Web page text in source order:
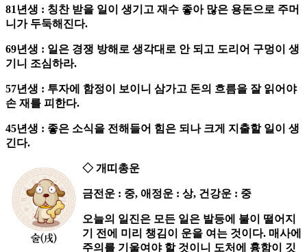
81년생 : 칭찬 받을 일이 생기고 재수 좋아 많은 용돈으로 주머
니가 두둑해진다.
69년생 : 일은 경쟁 방해로 생각대로 안 되고 도리어 구멍이 생
기니 조심하라.
57년생 : 투자에 함정이 보이니 삼가고 돈의 흐름을 잘 읽어야
손 재를 피한다.
45년생 : 좋은 소식을 전해들어 힘은 되나 크게 지출할 일이 생
긴다.
◇ 개띠총운
금전운 : 중, 애정운 : 상, 건강운 : 중
오늘의 일진은 모든 일은 발등에 불이 떨어지
기 전에 미리 챙김이 운을 여는 것이다. 매사에
주의를 기울여야 할 것이니 도처에 흉함이 깃